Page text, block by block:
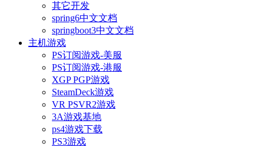
其它开发
spring6中文文档
springboot3中文文档
主机游戏
PS订阅游戏-美服
PS订阅游戏-港服
XGP PGP游戏
SteamDeck游戏
VR PSVR2游戏
3A游戏基地
ps4游戏下载
PS3游戏